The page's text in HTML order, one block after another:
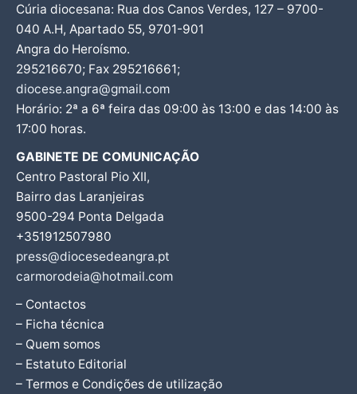
Cúria diocesana: Rua dos Canos Verdes, 127 – 9700-
040 A.H, Apartado 55, 9701-901
Angra do Heroísmo.
295216670; Fax 295216661;
diocese.angra@gmail.com
Horário: 2ª a 6ª feira das 09:00 às 13:00 e das 14:00 às
17:00 horas.
GABINETE DE COMUNICAÇÃO
Centro Pastoral Pio XII,
Bairro das Laranjeiras
9500-294 Ponta Delgada
+351912507980
press@diocesedeangra.pt
carmorodeia@hotmail.com
– Contactos
– Ficha técnica
– Quem somos
– Estatuto Editorial
– Termos e Condições de utilização